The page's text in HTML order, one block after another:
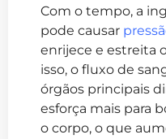
Com o tempo, a
pode causar
enrijece e estreita
isso, o fluxo de
órgãos principais
esforça mais para
o corpo, o que